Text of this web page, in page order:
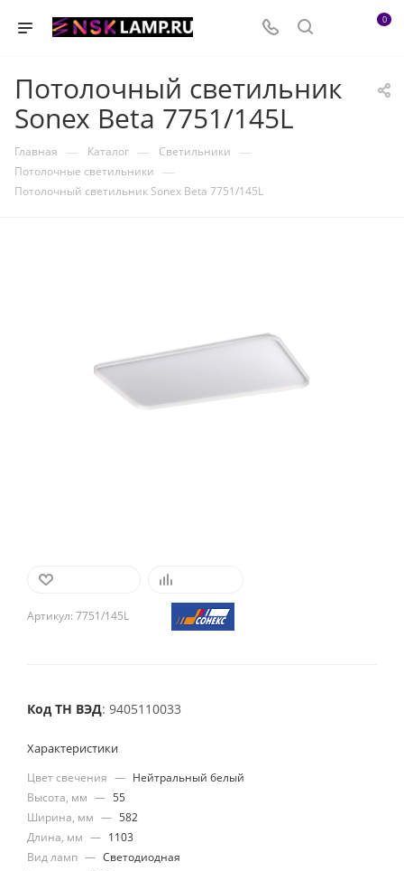
0
Потолочный светильник
Sonex Beta 7751/145L
Главная — Каталог — Светильники —
Потолочные светильники —
Потолочный светильник Sonex Beta 7751/145L
Артикул: 7751/145L
Код ТН ВЭД: 9405110033
Характеристики
Цвет свечения — Нейтральный белый
Высота, мм — 55
Ширина, мм — 582
Длина, мм — 1103
Вид ламп — Светодиодная